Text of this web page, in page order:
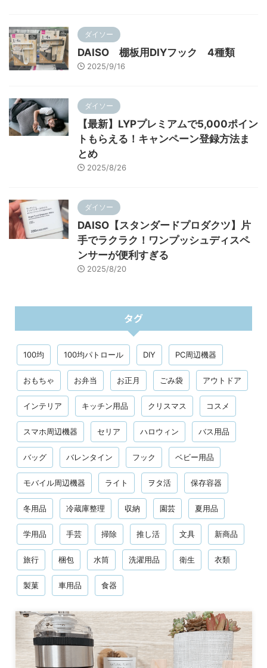
ダイソー
DAISO 棚板用DIYフック 4種類
2025/9/16
ダイソー
【最新】LYPプレミアムで5,000ポイン
トもらえる！キャンペーン登録方法ま
とめ
2025/8/26
ダイソー
DAISO【スタンダードプロダクツ】片
手でラクラク！ワンプッシュディスペ
ンサーが便利すぎる
2025/8/20
タグ
100均 100均パトロール DIY PC周辺機器
おもちゃ お弁当 お正月 ごみ袋 アウトドア
インテリア キッチン用品 クリスマス コスメ
スマホ周辺機器 セリア ハロウィン バス用品
バッグ バレンタイン フック ベビー用品
モバイル周辺機器 ライト ヲタ活 保存容器
冬用品 冷蔵庫整理 収納 園芸 夏用品
学用品 手芸 掃除 推し活 文具 新商品
旅行 梱包 水筒 洗濯用品 衛生 衣類
製菓 車用品 食器